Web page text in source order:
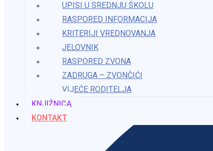
UPISI U SREDNJU ŠKOLU
RASPORED INFORMACIJA
KRITERIJI VREDNOVANJA
JELOVNIK
RASPORED ZVONA
ZADRUGA – ZVONČIĆI
VIJEĆE RODITELJA
KNJIŽNICA
KONTAKT